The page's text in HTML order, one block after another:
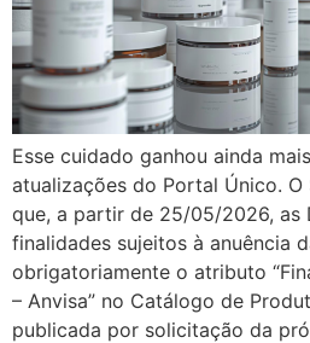
Esse cuidado ganhou ainda
atualizações do Portal Único. O
que, a partir de 25/05/2026, as
finalidades sujeitos à anuência
obrigatoriamente o atributo
– Anvisa” no Catálogo de
publicada por solicitação da